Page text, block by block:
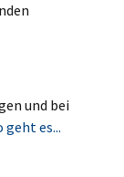
und bei
geht es...